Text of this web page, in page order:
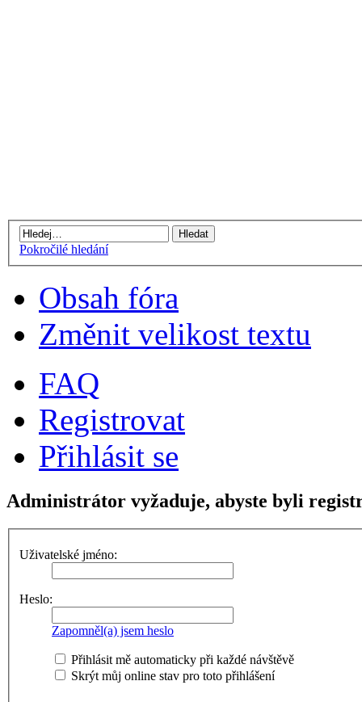
Pokročilé hledání
Obsah fóra
Změnit velikost textu
FAQ
Registrovat
Přihlásit se
Administrátor vyžaduje, abyste byli
Uživatelské jméno:
Heslo:
Zapomněl(a) jsem heslo
Přihlásit mě automaticky při každé návštěvě
Skrýt můj online stav pro toto přihlášení